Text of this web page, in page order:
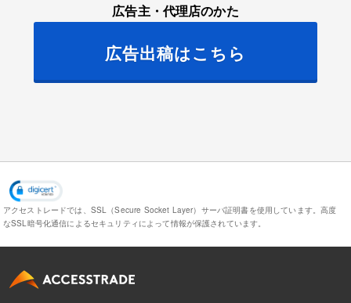
広告主・代理店のかた
広告出稿はこちら
アクセストレードでは、SSL（Secure Socket Layer）サーバ証明書を使用しています。高度
なSSL暗号化通信によるセキュリティによって情報が保護されています。